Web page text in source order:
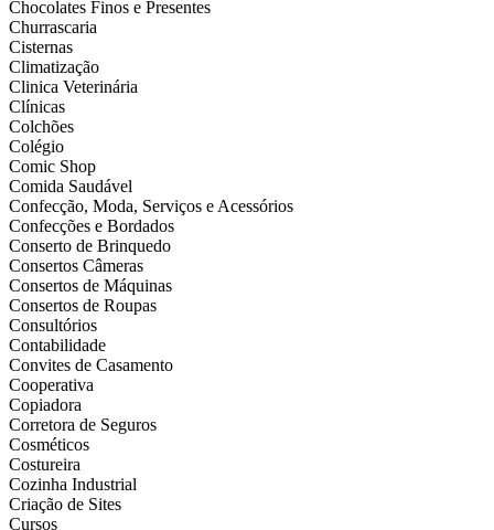
Chocolates Finos e Presentes
Churrascaria
Cisternas
Climatização
Clinica Veterinária
Clínicas
Colchões
Colégio
Comic Shop
Comida Saudável
Confecção, Moda, Serviços e Acessórios
Confecções e Bordados
Conserto de Brinquedo
Consertos Câmeras
Consertos de Máquinas
Consertos de Roupas
Consultórios
Contabilidade
Convites de Casamento
Cooperativa
Copiadora
Corretora de Seguros
Cosméticos
Costureira
Cozinha Industrial
Criação de Sites
Cursos